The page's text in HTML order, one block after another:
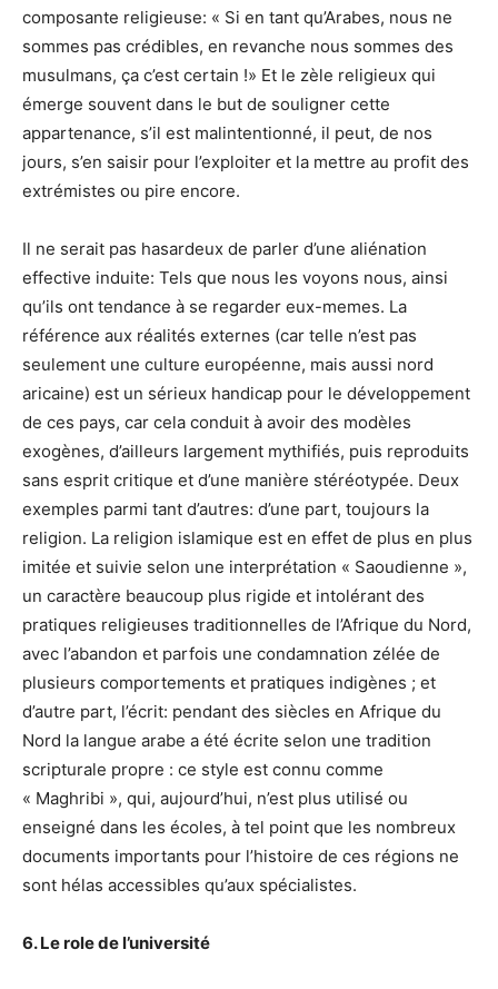
composante religieuse: « Si en tant qu’Arabes, nous ne
sommes pas crédibles, en revanche nous sommes des
musulmans, ça c’est certain !» Et le zèle religieux qui
émerge souvent dans le but de souligner cette
appartenance, s’il est malintentionné, il peut, de nos
jours, s’en saisir pour l’exploiter et la mettre au profit des
extrémistes ou pire encore.
Il ne serait pas hasardeux de parler d’une aliénation
effective induite: Tels que nous les voyons nous, ainsi
qu’ils ont tendance à se regarder eux-memes. La
référence aux réalités externes (car telle n’est pas
seulement une culture européenne, mais aussi nord
aricaine) est un sérieux handicap pour le développement
de ces pays, car cela conduit à avoir des modèles
exogènes, d’ailleurs largement mythifiés, puis reproduits
sans esprit critique et d’une manière stéréotypée. Deux
exemples parmi tant d’autres: d’une part, toujours la
religion. La religion islamique est en effet de plus en plus
imitée et suivie selon une interprétation « Saoudienne »,
un caractère beaucoup plus rigide et intolérant des
pratiques religieuses traditionnelles de l’Afrique du Nord,
avec l’abandon et parfois une condamnation zélée de
plusieurs comportements et pratiques indigènes ; et
d’autre part, l’écrit: pendant des siècles en Afrique du
Nord la langue arabe a été écrite selon une tradition
scripturale propre : ce style est connu comme
« Maghribi », qui, aujourd’hui, n’est plus utilisé ou
enseigné dans les écoles, à tel point que les nombreux
documents importants pour l’histoire de ces régions ne
sont hélas accessibles qu’aux spécialistes.
6. Le role de l’université